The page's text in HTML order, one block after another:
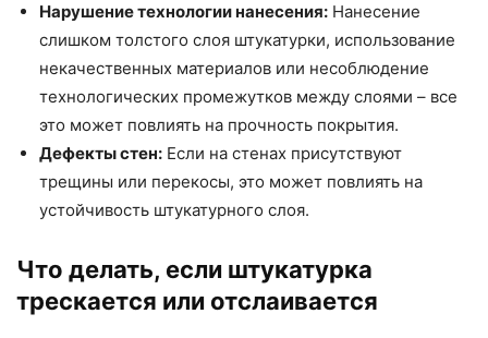
Нарушение технологии нанесения: Нанесение
слишком толстого слоя штукатурки, использование
некачественных материалов или несоблюдение
технологических промежутков между слоями – все
это может повлиять на прочность покрытия.
Дефекты стен: Если на стенах присутствуют
трещины или перекосы, это может повлиять на
устойчивость штукатурного слоя.
Что делать, если штукатурка
трескается или отслаивается